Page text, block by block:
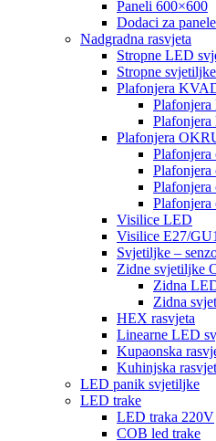
Paneli 600×600
Dodaci za panele
Nadgradna rasvjeta
Stropne LED
Stropne
Plafonjera
Plafonjera
Plafonjera
Plafonjera
Plafonjera
Plafonjera
Plafonjera
Plafonjera
Visilice LED
Visilice E27/
Svjetiljke –
Zidne svjetiljke
Zidna
Zidna
HEX rasvjeta
Linearne LED
Kupaonska
Kuhinjska
LED panik svjetiljke
LED trake
LED traka 220V
COB led trake